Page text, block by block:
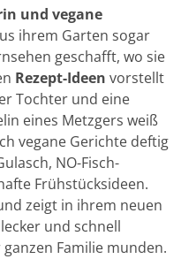
und vegane
ihrem Garten sogar
geschafft, wo sie
Rezept-Ideen vorstellt
Tochter und eine
eines Metzgers weiß
vegane Gerichte deftig
NO-Fisch-
Frühstücksideen.
zeigt in ihrem neuen
und schnell
Familie munden.